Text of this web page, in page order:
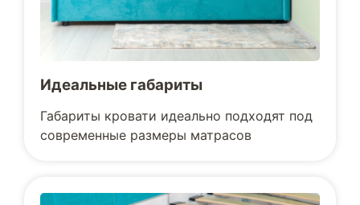
Идеальные габариты
Габариты кровати идеально подходят под
современные размеры матрасов